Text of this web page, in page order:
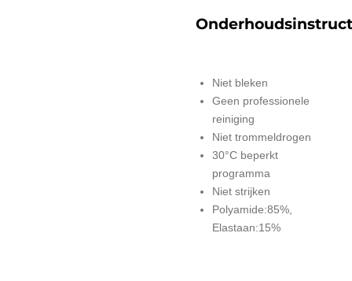
Niet bleken
Geen professionele
reiniging
Niet trommeldrogen
30°C beperkt
programma
Niet strijken
Polyamide:85%,
Elastaan:15%